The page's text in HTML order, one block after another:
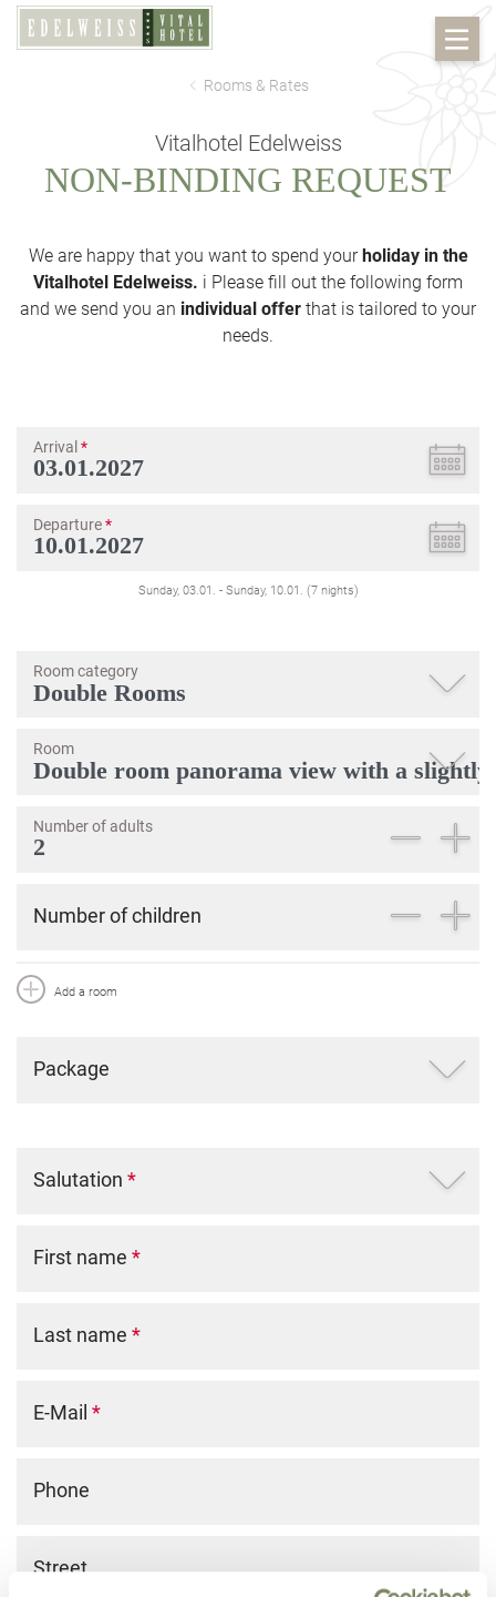
Rooms & Rates
Vitalhotel Edelweiss
NON-BINDING REQUEST
We are happy that you want to spend yourholiday in the
Vitalhotel Edelweiss. i Please fill out the following form
and we send you an individual offer that is tailored to your
needs.
Arrival *
Departure*
Sunday, 03.01. - Sunday, 10.01. (7 nights)
Room category
Room
Number of adults
Number of children
Add a room
Package
Salutation *
First name *
Last name *
E-Mail *
Phone
Street